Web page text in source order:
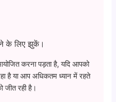
के लिए झुकें।
करना पड़ता है, यदि आपको
है या आप अधिकतम ध्यान में रहते
जीत रही है।